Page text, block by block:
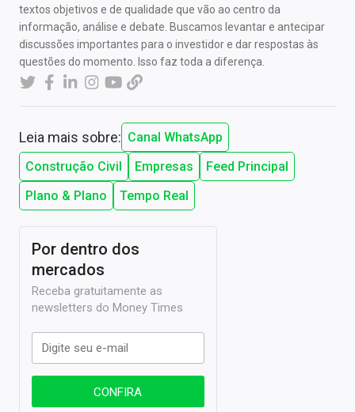
textos objetivos e de qualidade que vão ao centro da
informação, análise e debate. Buscamos levantar e antecipar
discussões importantes para o investidor e dar respostas às
questões do momento. Isso faz toda a diferença.
Leia mais sobre: Canal WhatsApp
Construção Civil
Empresas
Feed Principal
Plano & Plano
Tempo Real
Por dentro dos
mercados
Receba gratuitamente as
newsletters do Money Times